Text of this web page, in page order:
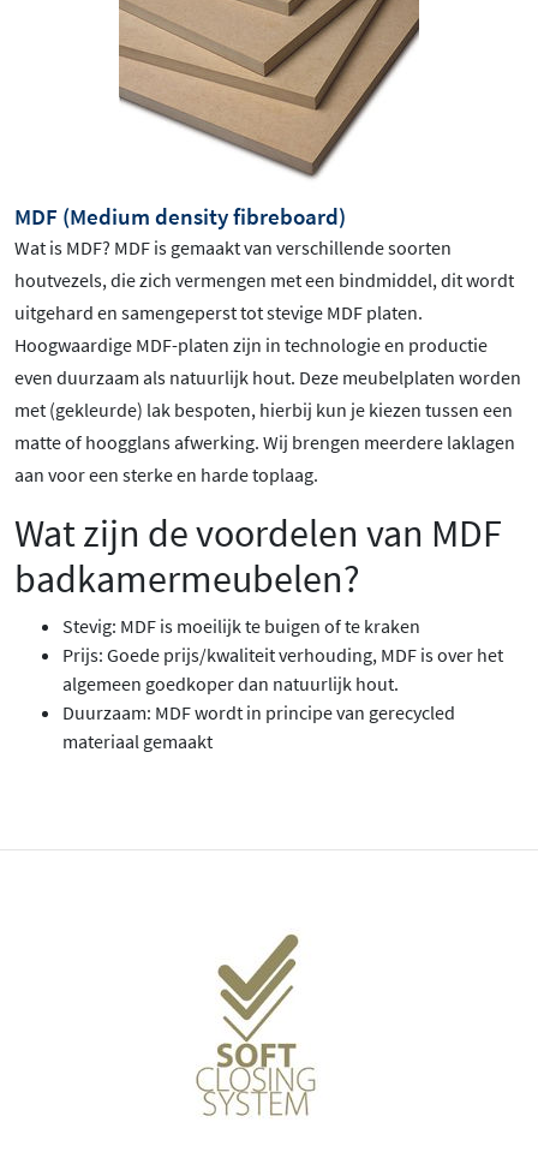
MDF (Medium density fibreboard)
Wat is MDF? MDF is gemaakt van verschillende soorten
houtvezels, die zich vermengen met een bindmiddel, dit wordt
uitgehard en samengeperst tot stevige MDF platen.
Hoogwaardige MDF-platen zijn in technologie en productie
even duurzaam als natuurlijk hout. Deze meubelplaten worden
met (gekleurde) lak bespoten, hierbij kun je kiezen tussen een
matte of hoogglans afwerking. Wij brengen meerdere laklagen
aan voor een sterke en harde toplaag.
Wat zijn de voordelen van MDF
badkamermeubelen?
Stevig: MDF is moeilijk te buigen of te kraken
Prijs: Goede prijs/kwaliteit verhouding, MDF is over het
algemeen goedkoper dan natuurlijk hout.
Duurzaam: MDF wordt in principe van gerecycled
materiaal gemaakt